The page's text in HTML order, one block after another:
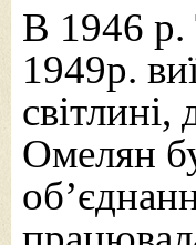
В 1946 р.
1949р.
Омелян